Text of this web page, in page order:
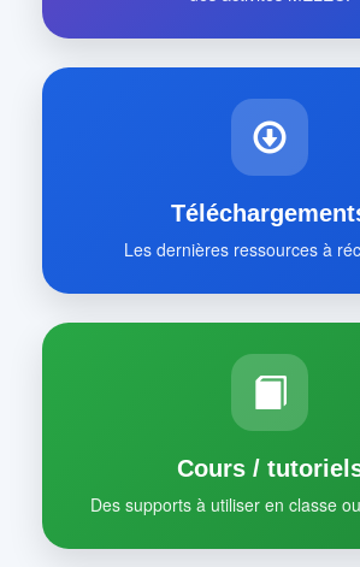
Les dernières ressources à
Cours /
Des supports à utiliser en classe